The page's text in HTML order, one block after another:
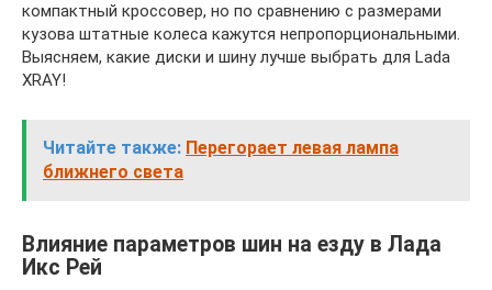
компактный кроссовер, но по сравнению с размерами
кузова штатные колеса кажутся непропорциональными.
Выясняем, какие диски и шину лучше выбрать для Lada
XRAY!
Читайте также: Перегорает левая лампа
ближнего света
Влияние параметров шин на езду в Лада
Икс Рей